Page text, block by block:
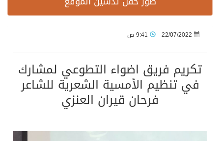
22/07/2022
تكريم فريق اضواء التطوعي لمشارك
في تنظيم الأمسية الشعرية للشاعر
فرحان قيران العنزي